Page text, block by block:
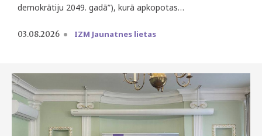
demokrātiju 2049. gadā”), kurā apkopotas…
03.08.2026 IZM Jaunatnes lietas